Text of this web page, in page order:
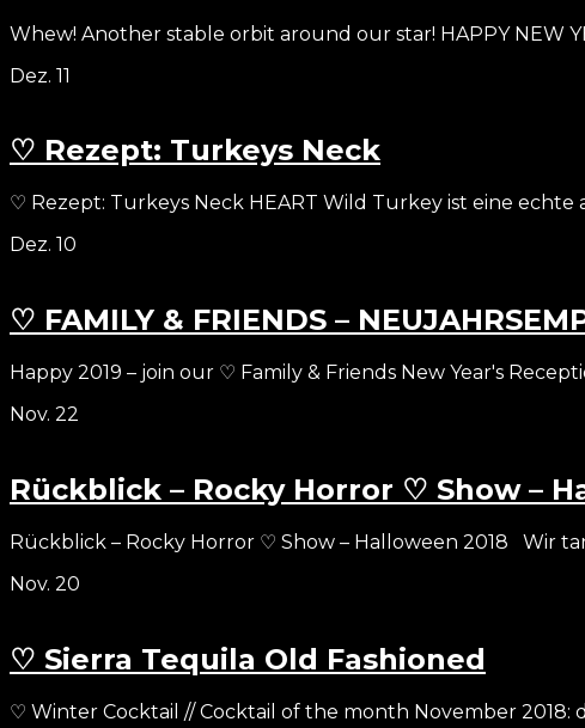
Whew! Another stable orbit around our star! HAPPY NEW
Dez. 11
♡ Rezept: Turkeys Neck
♡ Rezept: Turkeys Neck HEART Wild Turkey ist eine echte
Dez. 10
♡ FAMILY & FRIENDS –
Happy 2019 – join our ♡ Family & Friends New Year's
Nov. 22
Rückblick – Rocky Horror ♡ Show –
Rückblick – Rocky Horror ♡ Show – Halloween 2018 Wir
Nov. 20
♡ Sierra Tequila Old Fashioned
♡ Winter Cocktail // Cocktail of the month November 2018: